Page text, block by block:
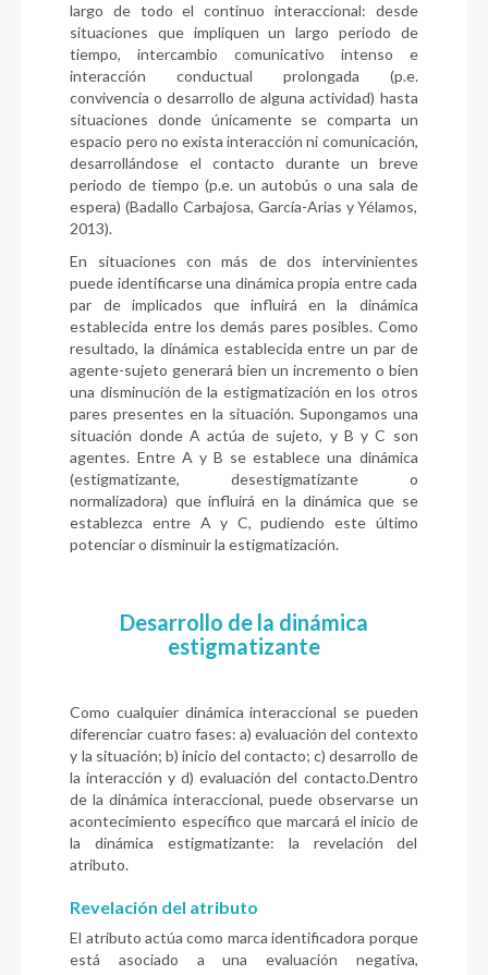
largo de todo el continuo interaccional: desde
situaciones que impliquen un largo periodo de
tiempo, intercambio comunicativo intenso e
interacción conductual prolongada (p.e.
convivencia o desarrollo de alguna actividad) hasta
situaciones donde únicamente se comparta un
espacio pero no exista interacción ni comunicación,
desarrollándose el contacto durante un breve
periodo de tiempo (p.e. un autobús o una sala de
espera) (Badallo Carbajosa, García-Arias y Yélamos,
2013).
En situaciones con más de dos intervinientes
puede identificarse una dinámica propia entre cada
par de implicados que influirá en la dinámica
establecida entre los demás pares posibles. Como
resultado, la dinámica establecida entre un par de
agente-sujeto generará bien un incremento o bien
una disminución de la estigmatización en los otros
pares presentes en la situación. Supongamos una
situación donde A actúa de sujeto, y B y C son
agentes. Entre A y B se establece una dinámica
(estigmatizante, desestigmatizante o
normalizadora) que influirá en la dinámica que se
establezca entre A y C, pudiendo este último
potenciar o disminuir la estigmatización.
Desarrollo de la dinámica
estigmatizante
Como cualquier dinámica interaccional se pueden
diferenciar cuatro fases: a) evaluación del contexto
y la situación; b) inicio del contacto; c) desarrollo de
la interacción y d) evaluación del contacto.Dentro
de la dinámica interaccional, puede observarse un
acontecimiento específico que marcará el inicio de
la dinámica estigmatizante: la revelación del
atributo.
Revelación del atributo
El atributo actúa como marca identificadora porque
está asociado a una evaluación negativa,